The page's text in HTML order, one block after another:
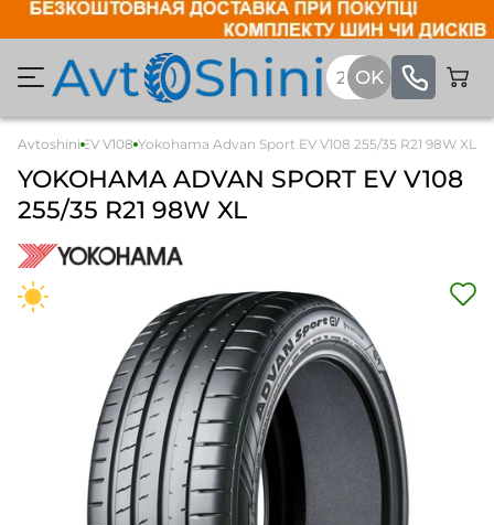
Avtoshini
Sport EV V108 Yokohama Advan Sport EV V108 255/35 R21 98W XL
YOKOHAMA ADVAN SPORT EV V108
255/35 R21 98W XL